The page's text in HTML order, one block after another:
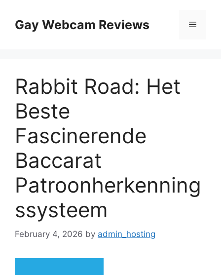
contentGay Webcam Reviews Menu
Rabbit Road: Het
Beste
Fascinerende
Baccarat
Patroonherkenning
ssysteem
February 4, 2026 by admin_hosting